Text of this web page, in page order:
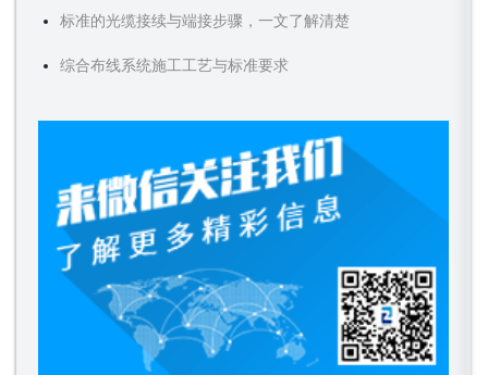
标准的光缆接续与端接步骤，一文了解清楚
综合布线系统施工工艺与标准要求